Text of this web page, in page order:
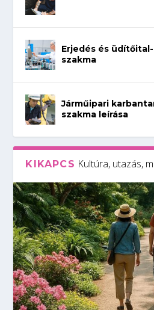
Erjedés és
szakma
Járműipari
szakma leírása
KIKAPCS Kultúra, utazás,